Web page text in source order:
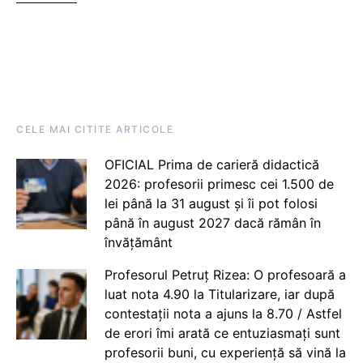
CELE MAI CITITE ARTICOLE
OFICIAL Prima de carieră didactică
2026: profesorii primesc cei 1.500 de
lei până la 31 august și îi pot folosi
până în august 2027 dacă rămân în
învățământ
Profesorul Petruț Rizea: O profesoară a
luat nota 4.90 la Titularizare, iar după
contestații nota a ajuns la 8.70 / Astfel
de erori îmi arată ce entuziasmați sunt
profesorii buni, cu experiență să vină la